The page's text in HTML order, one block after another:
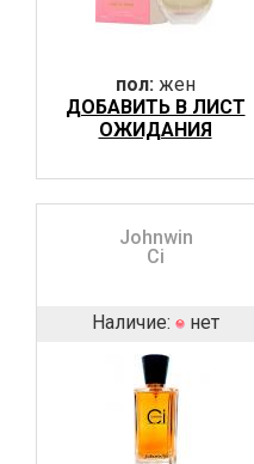
пол: жен
ДОБАВИТЬ В ЛИСТ
ОЖИДАНИЯ
Johnwin
Ci
Наличие: нет